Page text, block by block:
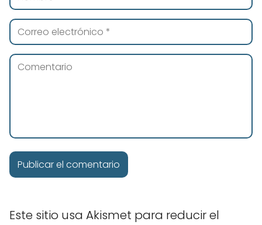
Este sitio usa Akismet para reducir el